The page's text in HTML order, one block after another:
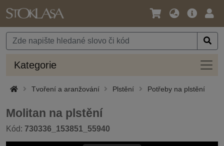
Jazyk
Měna
Hlavní
Kategorie
Tvoření a aranžování Plstění Potřeby na plstění
Molitan na plstění
Kód: 730336_153851_55940